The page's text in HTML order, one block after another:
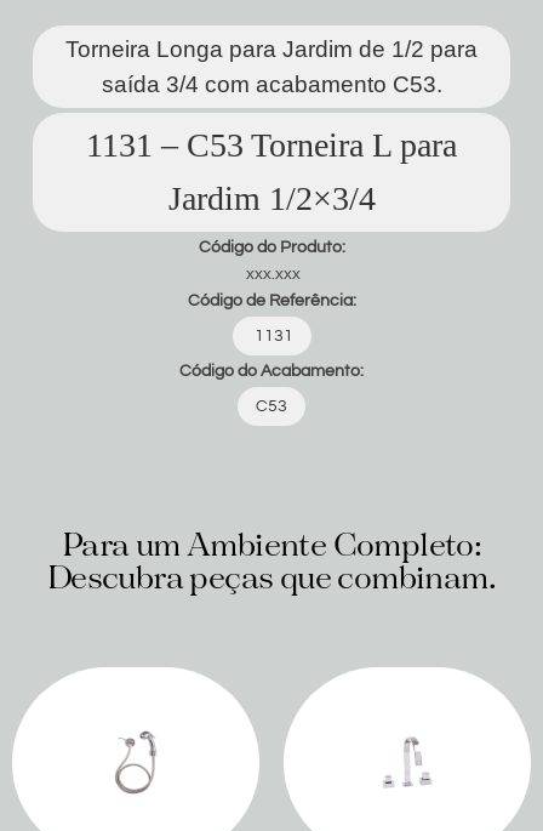
Torneira Longa para Jardim de 1/2 para
saída 3/4 com acabamento C53.
1131 – C53 Torneira L para
Jardim 1/2×3/4
Código do Produto:
xxx.xxx
Código de Referência:
1131
Código do Acabamento:
C53
Para um Ambiente Completo:
Descubra peças que combinam.